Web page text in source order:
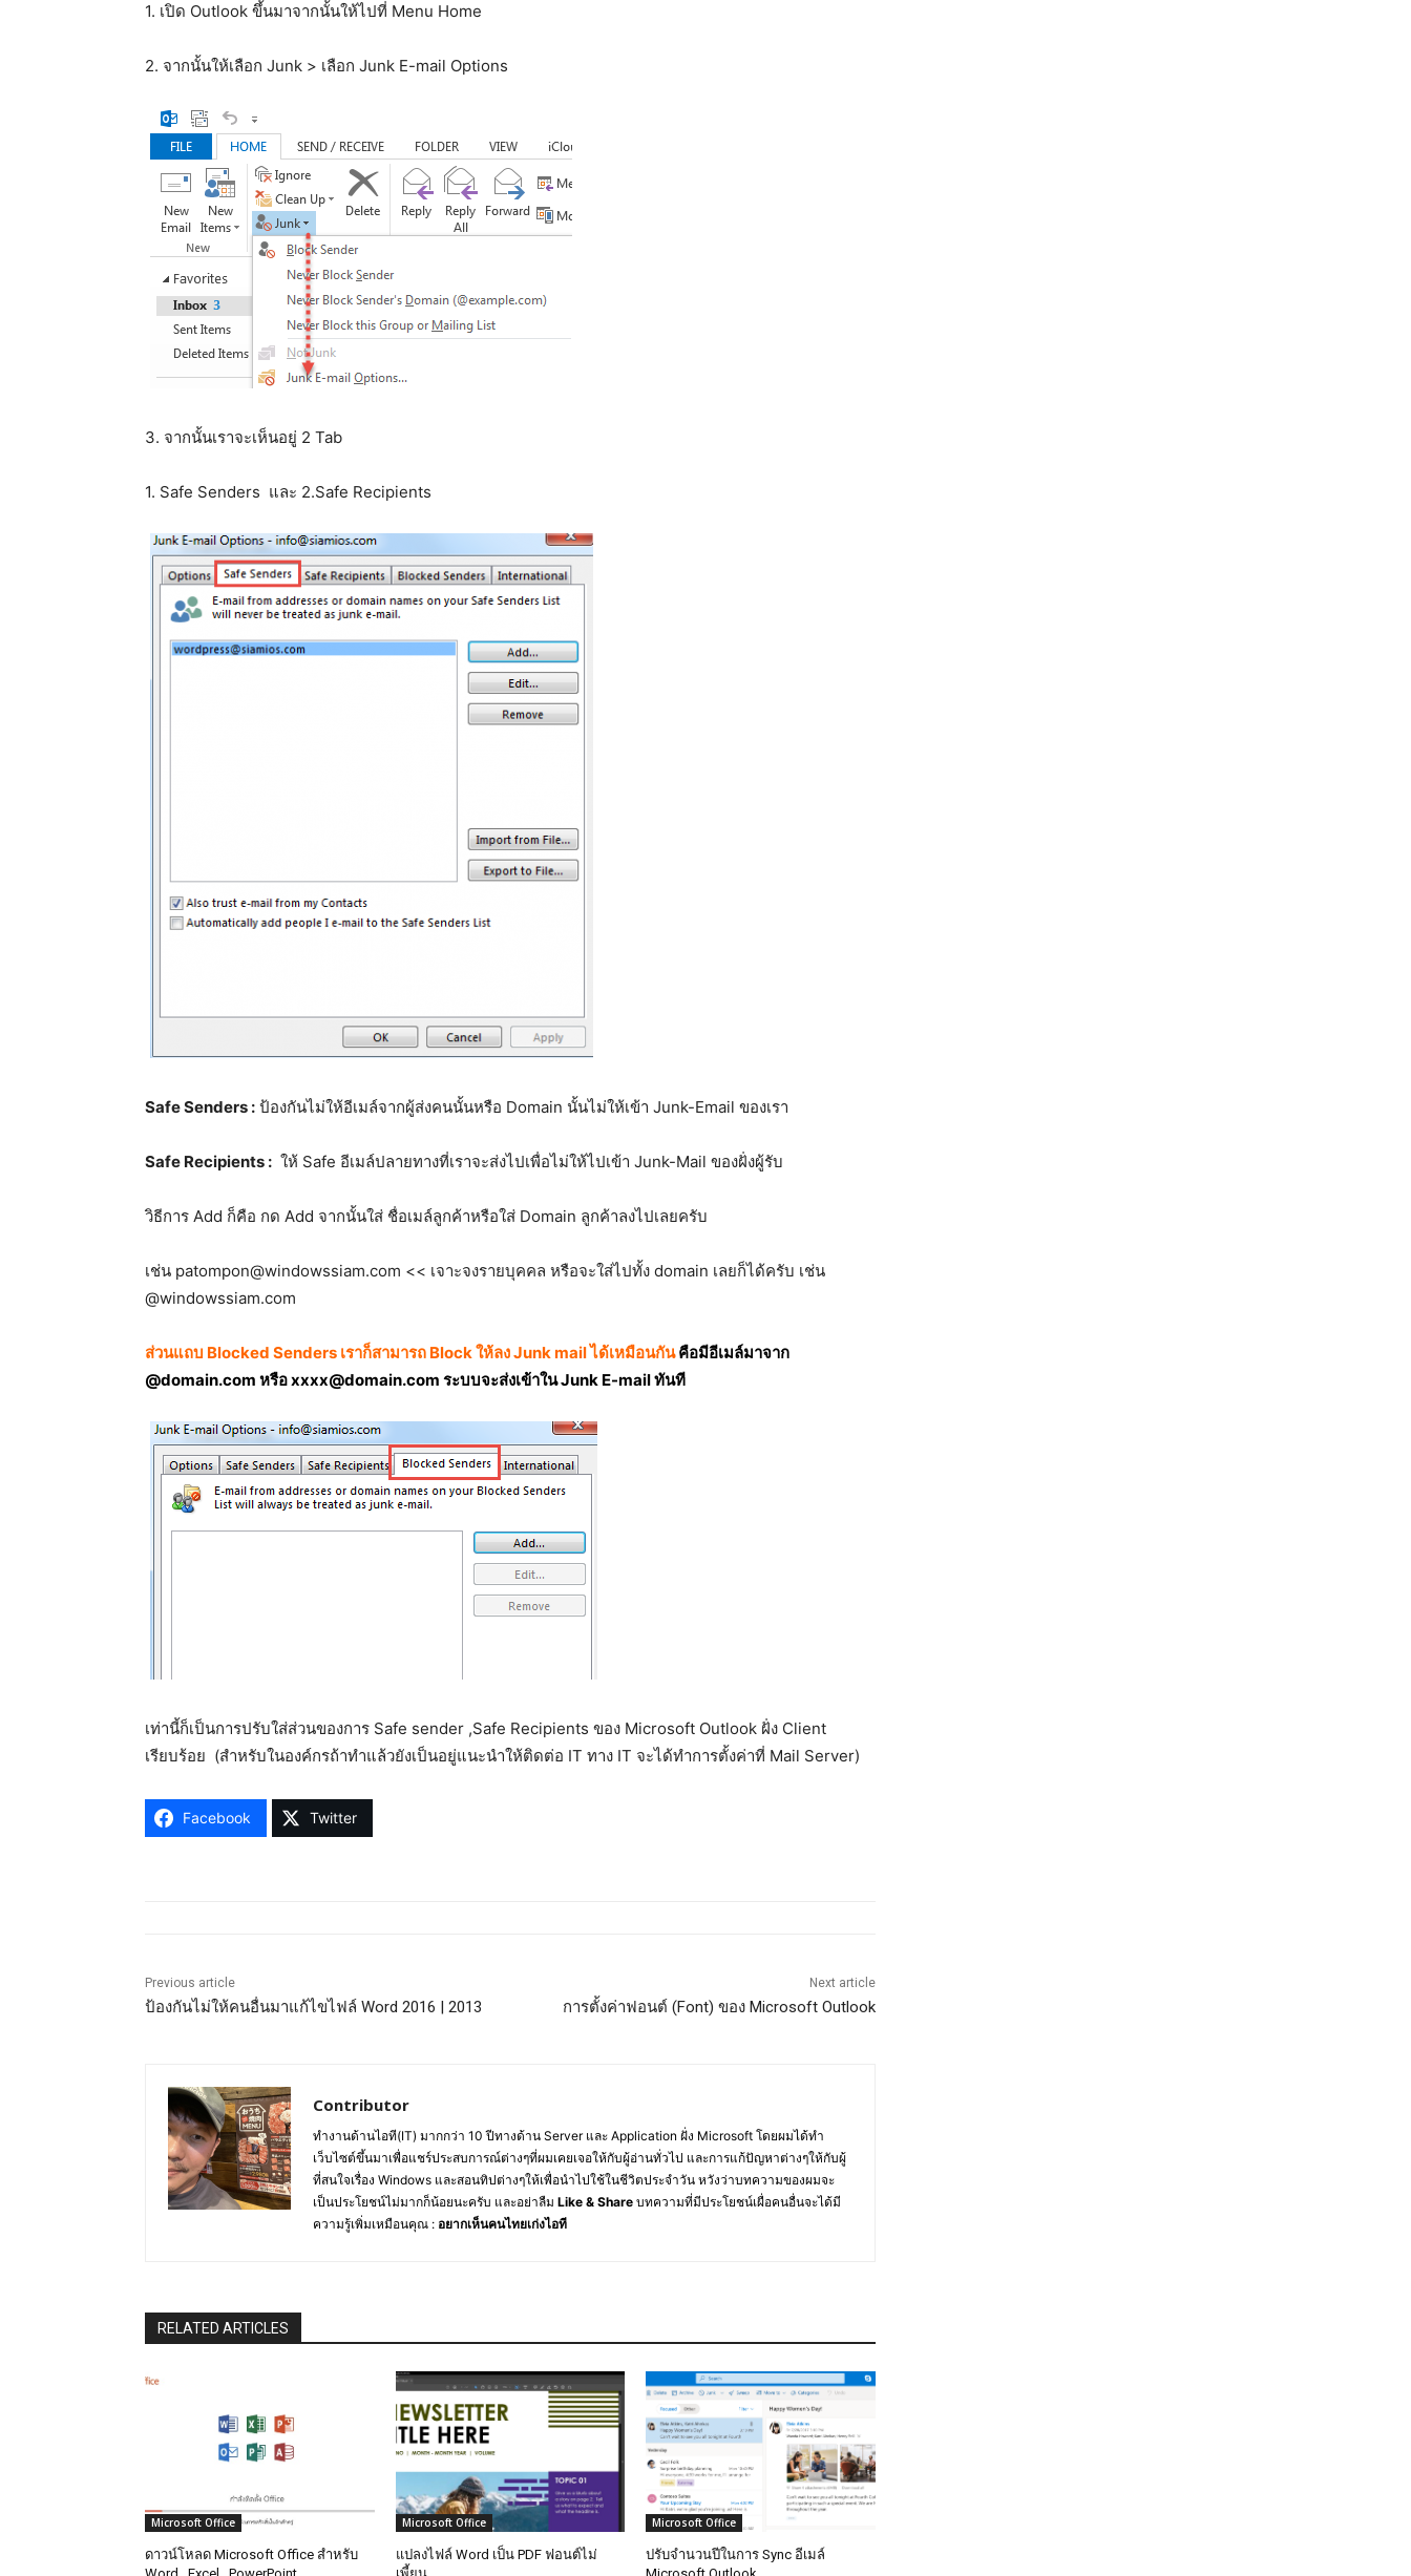
1. เปิด Outlook ขึ้นมาจากนั้นให้ไปที่ Menu Home
2. จากนั้นให้เลือก Junk > เลือก Junk E-mail Options
3. จากนั้นเราจะเห็นอยู่ 2 Tab
1. Safe Senders และ 2.Safe Recipients
Safe Senders : ป้องกันไม่ให้อีเมล์จากผู้ส่งคนนั้นหรือ Domain นั้นไม่ให้เข้า Junk-Email ของเรา
Safe Recipients : ให้ Safe อีเมล์ปลายทางที่เราจะส่งไปเพื่อไม่ให้ไปเข้า Junk-Mail ของฝั่งผู้รับ
วิธีการ Add ก็คือ กด Add จากนั้นใส่ ชื่อเมล์ลูกค้าหรือใส่ Domain ลูกค้าลงไปเลยครับ
เช่น patompon@windowssiam.com << เจาะจงรายบุคคล หรือจะใส่ไปทั้ง domain เลยก็ได้ครับ เช่น
@windowssiam.com
ส่วนแถบ Blocked Senders เราก็สามารถ Block ให้ลง Junk mail ได้เหมือนกันคือมีอีเมล์มาจาก
@domain.com หรือ xxxx@domain.com ระบบจะส่งเข้าใน Junk E-mail ทันที
เท่านี้ก็เป็นการปรับใส่ส่วนของการ Safe sender ,Safe Recipients ของ Microsoft Outlook ฝั่ง Client
เรียบร้อย (สำหรับในองค์กรถ้าทำแล้วยังเป็นอยู่แนะนำให้ติดต่อ IT ทาง IT จะได้ทำการตั้งค่าที่ Mail Server)
Facebook Twitter
Previous article
ป้องกันไม่ให้คนอื่นมาแก้ไขไฟล์ Word 2016 | 2013
Next article
การตั้งค่าฟอนต์ (Font) ของ Microsoft Outlook
Contributor
ทำงานด้านไอที(IT) มากกว่า 10 ปีทางด้าน Server และ Application ฝั่ง Microsoft โดยผมได้ทำ
เว็บไซต์ขึ้นมาเพื่อแชร์ประสบการณ์ต่างๆที่ผมเคยเจอให้กับผู้อ่านทั่วไป และการแก้ปัญหาต่างๆให้กับผู้
ที่สนใจเรื่อง Windows และสอนทิปต่างๆให้เพื่อนำไปใช้ในชีวิตประจำวัน หวังว่าบทความของผมจะ
เป็นประโยชน์ไม่มากก็น้อยนะครับ และอย่าลืม Like & Share บทความที่มีประโยชน์เผื่อคนอื่นจะได้มี
ความรู้เพิ่มเหมือนคุณ : อยากเห็นคนไทยเก่งไอที
RELATED ARTICLES
Microsoft Office
ดาวน์โหลด Microsoft Office สำหรับ
Microsoft Office
แปลงไฟล์ Word เป็น PDF ฟอนต์ไม่
Microsoft Office
ปรับจำนวนปีในการ Sync อีเมล์